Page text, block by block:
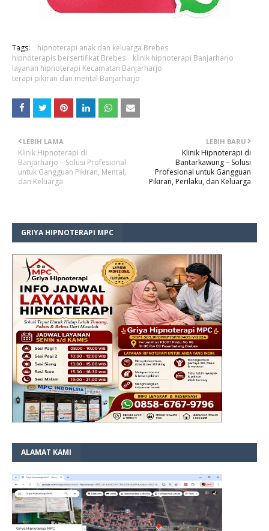
Tags:
hipnoterapi anak dan keluarga Brebes
hipnoterapis bersertifikat Brebes
klinik hipnoterapi Banjarharjo
layanan hipnoterapi Kecamatan Banjarharjo
terapi pikiran dan mental Banjarharjo
LEBIH BARU
Klinik Hipnoterapi di
Bantarkawung – Solusi
Profesional untuk Gangguan
Pikiran, Perilaku, dan Keluarga
LEBIH LAMA
Klinik Hipnoterapi di
Banjarharjo – Solusi Profesional
untuk Gangguan Pikiran, Mental,
dan Keluarga
GRIYA HIPNOTERAPI MPC
ALAMAT KAMI